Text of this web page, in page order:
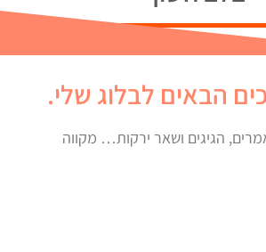
הבאים לבלוג שלי.
הגיגים ושאר ירקות… מקווה